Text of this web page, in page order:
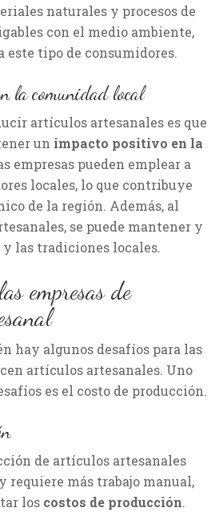
naturales y procesos de
con el medio ambiente,
este tipo de consumidores.
la comunidad local
artículos artesanales es que
un impacto positivo en la
empresas pueden emplear a
locales, lo que contribuye
de la región. Además, al
se puede mantener y
las tradiciones locales.
empresas de
hay algunos desafíos para las
artículos artesanales. Uno
es el costo de producción.
de artículos artesanales
requiere más trabajo manual,
los costos de producción.